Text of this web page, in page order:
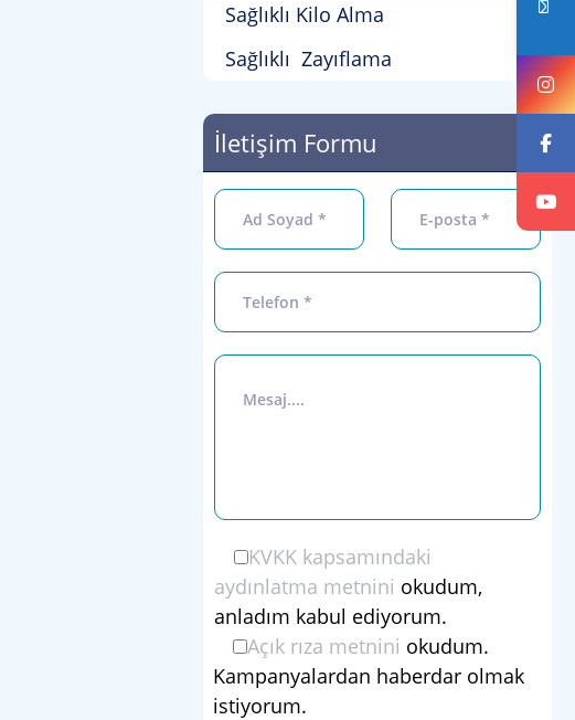
Sağlıklı Kilo Alma
Sağlıklı Zayıflama
İletişim Formu
KVKK kapsamındaki
aydınlatma metnini okudum,
anladım kabul ediyorum.
Açık rıza metnini okudum.
Kampanyalardan haberdar olmak
istiyorum.